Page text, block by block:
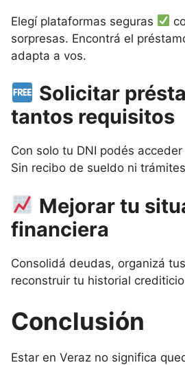
Elegí plataformas seguras
sorpresas. Encontrá el
adapta a vos.
Solicitar
tantos requisitos
Con solo tu DNI podés
Sin recibo de sueldo ni
Mejorar tu
financiera
Consolidá deudas, organizá
reconstruir tu historial
Conclusión
Estar en Veraz no significa